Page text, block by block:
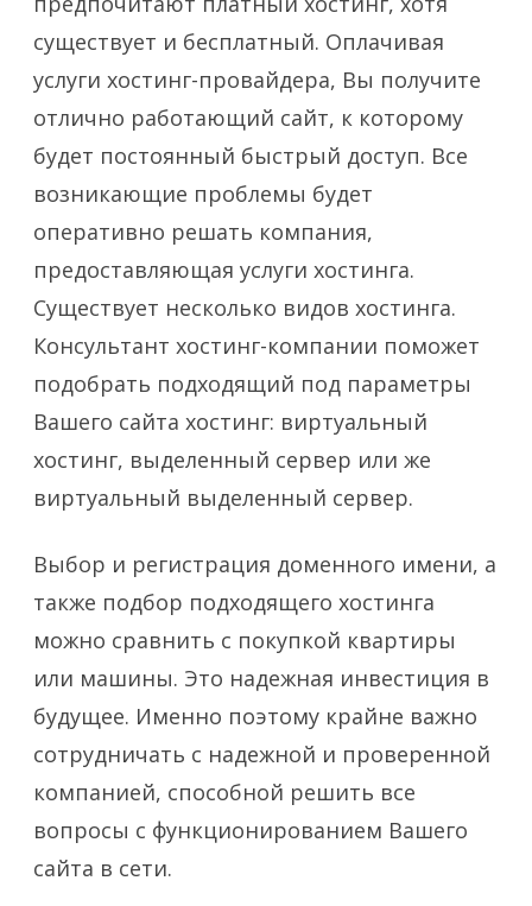
существует и бесплатный. Оплачивая
услуги хостинг-провайдера, Вы получите
отлично работающий сайт, к которому
будет постоянный быстрый доступ. Все
возникающие проблемы будет
оперативно решать компания,
предоставляющая услуги хостинга.
Существует несколько видов хостинга.
Консультант хостинг-компании поможет
подобрать подходящий под параметры
Вашего сайта хостинг: виртуальный
хостинг, выделенный сервер или же
виртуальный выделенный сервер.
Выбор и регистрация доменного имени, а
также подбор подходящего хостинга
можно сравнить с покупкой квартиры
или машины. Это надежная инвестиция в
будущее. Именно поэтому крайне важно
сотрудничать с надежной и проверенной
компанией, способной решить все
вопросы с функционированием Вашего
сайта в сети.